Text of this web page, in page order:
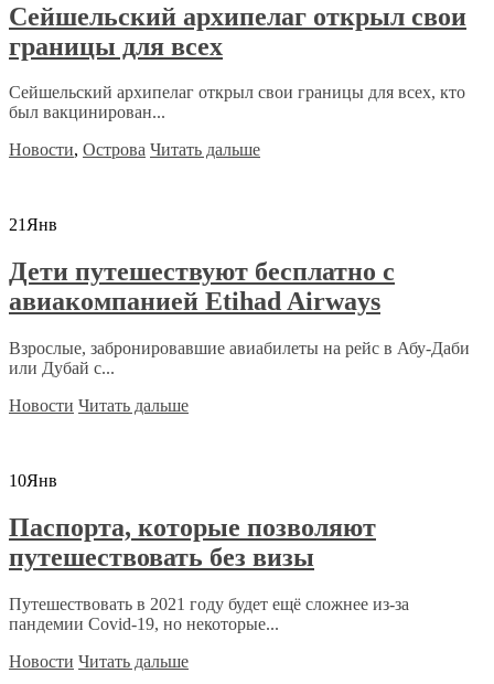
Сейшельский архипелаг открыл свои
границы для всех
Сейшельский архипелаг открыл свои границы для всех, кто
был вакцинирован...
Новости, Острова Читать дальше
21Янв
Дети путешествуют бесплатно с
авиакомпанией Etihad Airways
Взрослые, забронировавшие авиабилеты на рейс в Абу-Даби
или Дубай с...
Новости Читать дальше
10Янв
Паспорта, которые позволяют
путешествовать без визы
Путешествовать в 2021 году будет ещё сложнее из-за
пандемии Covid-19, но некоторые...
Новости Читать дальше